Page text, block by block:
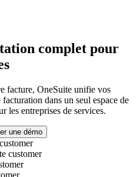
complet pour
facture, OneSuite unifie vos
dans un seul espace de
les entreprises de services.
une démo